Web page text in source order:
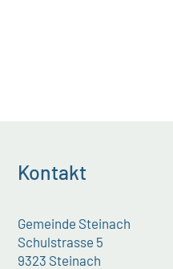
Kontakt
Gemeinde Steinach
Schulstrasse 5
9323 Steinach